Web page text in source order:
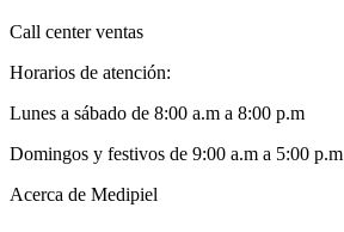
Call center ventas
Horarios de atención:
Lunes a sábado de 8:00 a.m a 8:00 p.m
Domingos y festivos de 9:00 a.m a 5:00 p.m
Acerca de Medipiel